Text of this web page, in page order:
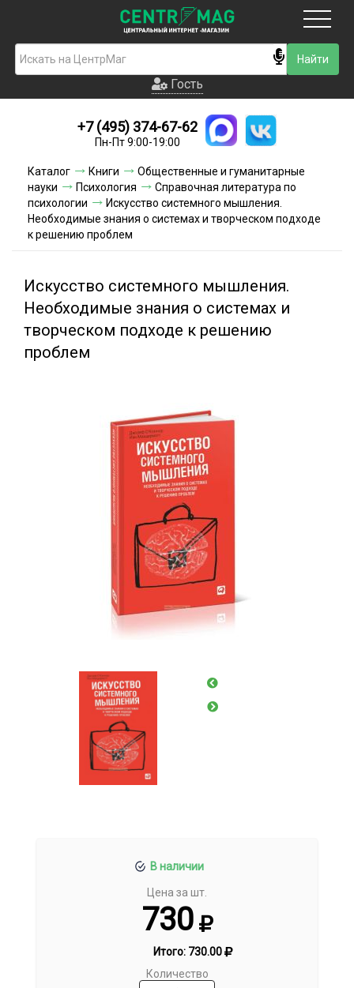
Гость
Новинки
Условия доставки
Условия оплаты
Гость
+7 (495) 374-67-62
Пн-Пт 9:00-19:00
Каталог Книги
Общественные и гуманитарные
науки
Психология
Справочная литература по
психологии
Искусство системного мышления.
Необходимые знания о системах и творческом подходе
к решению проблем
Искусство системного мышления.
Необходимые знания о системах и
творческом подходе к решению
проблем
В наличии
Цена за шт.
730
Итого: 730.00
Количество